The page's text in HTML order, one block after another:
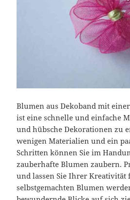
Blumen aus Dekoband mit
ist eine schnelle und einfache
und hübsche Dekorationen zu
wenigen Materialien und ein
Schritten können Sie im
zauberhafte Blumen zaubern.
und lassen Sie Ihrer
selbstgemachten Blumen